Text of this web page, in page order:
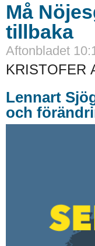
Må
tillbaka
Aftonbladet
KRISTOFER
Lennart
och